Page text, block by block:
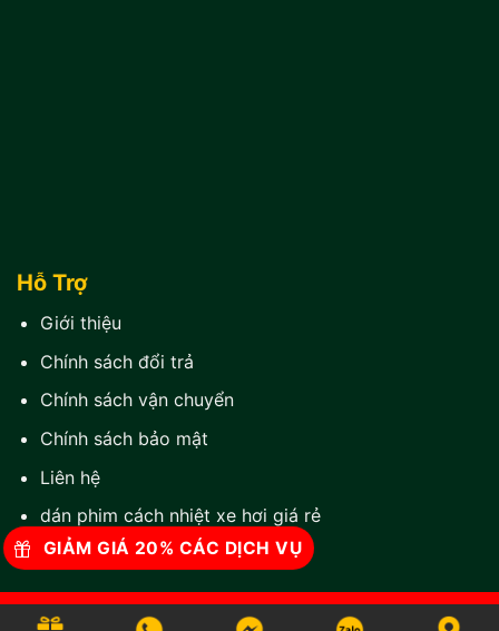
Hỗ Trợ
Giới thiệu
Chính sách đổi trả
Chính sách vận chuyển
Chính sách bảo mật
Liên hệ
dán phim cách nhiệt xe hơi giá rẻ
GIẢM GIÁ 20% CÁC DỊCH VỤ
© 2025 Bản quyền thuộc phim cách nhiệt ô tô Thành Phát